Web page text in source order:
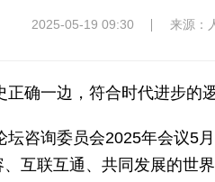
2025-05-19 09:30 来源：
正确一边，符合时代进步的
坛咨询委员会2025年会议5
、互联互通、共同发展的世